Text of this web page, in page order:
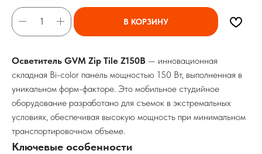
В КОРЗИНУ
Осветитель GVM Zip Tile Z150B — инновационная
складная Bi-color панель мощностью 150 Вт, выполненная в
уникальном форм-факторе. Это мобильное студийное
оборудование разработано для съемок в экстремальных
условиях, обеспечивая высокую мощность при минимальном
транспортировочном объеме.
Ключевые особенности